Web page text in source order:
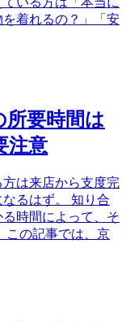
着れるの？」「安
要時間は
注意
は来店から支度完
るはず。 知り合
時間によって、そ
この記事では、京